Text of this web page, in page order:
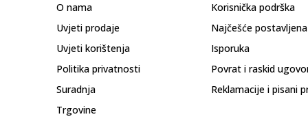
O nama
Uvjeti prodaje
Uvjeti korištenja
Politika privatnosti
Suradnja
Trgovine
Korisnička podrška
Najčešće
Isporuka
Povrat i raskid
Reklamacije i pisani